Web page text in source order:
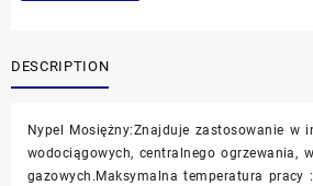
DESCRIPTION
Nypel Mosiężny:Znajduje zastosowanie w
wodociągowych, centralnego ogrzewania,
gazowych.Maksymalna temperatura pracy